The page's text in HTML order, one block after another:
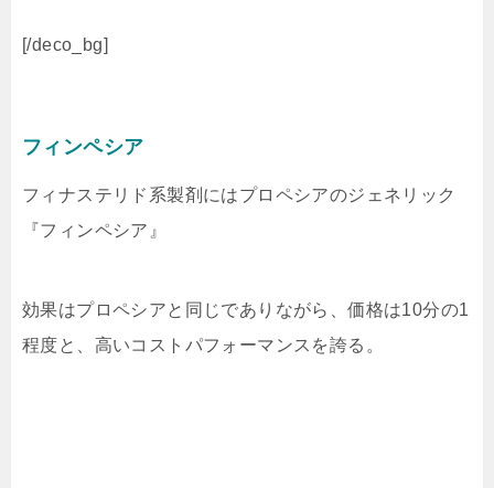
[/deco_bg]
フィンペシア
フィナステリド系製剤にはプロペシアのジェネリック
『フィンペシア』
効果はプロペシアと同じでありながら、価格は10分の1
程度と、高いコストパフォーマンスを誇る。